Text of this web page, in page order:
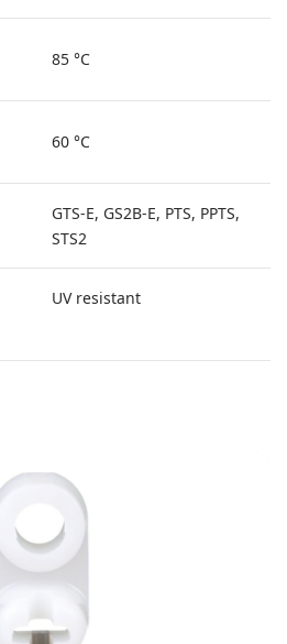
85 °C
60 °C
GTS-E, GS2B-E, PTS, PPTS,
STS2
UV resistant